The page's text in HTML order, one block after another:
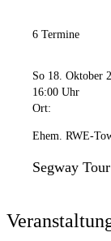
6 Termine
So 18. Oktober
16:00 Uhr
Ort:
Ehem. RWE-
Segway